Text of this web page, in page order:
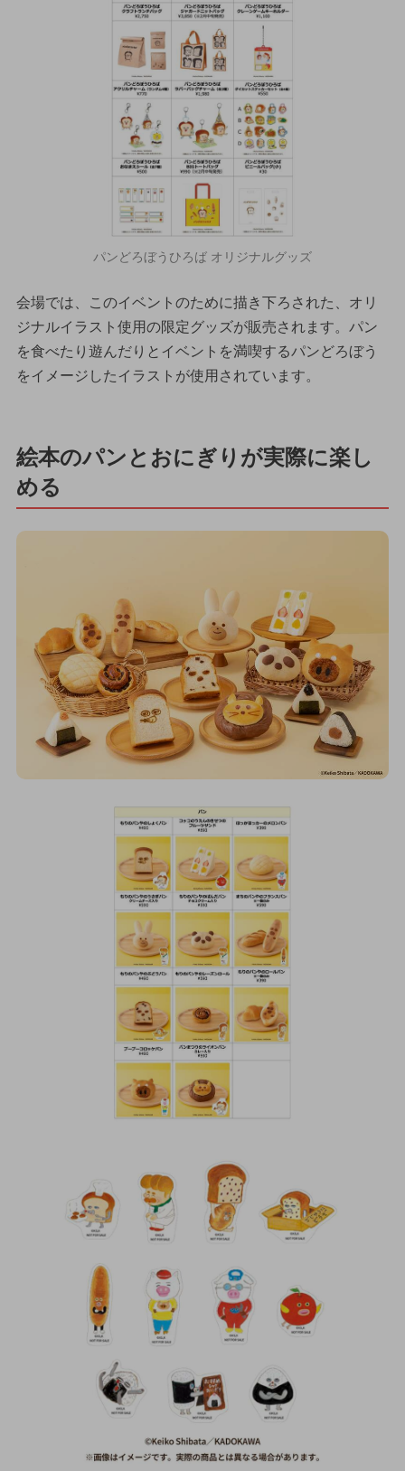
パンどろぼうひろば オリジナルグッズ
会場では、このイベントのために描き下ろされた、オリ
ジナルイラスト使用の限定グッズが販売されます。パン
を食べたり遊んだりとイベントを満喫するパンどろぼう
をイメージしたイラストが使用されています。
絵本のパンとおにぎりが実際に楽し
める